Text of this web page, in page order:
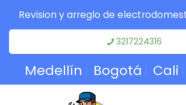
Revision y arreglo de
3217224316
Medellín Bogotá Cali